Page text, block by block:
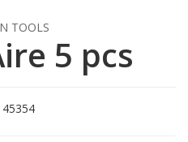
TOOLS
5 pcs
45354